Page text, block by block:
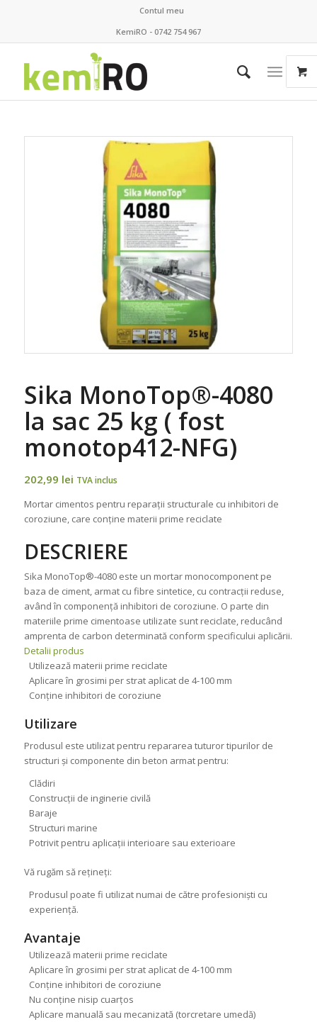
Contul meu
KemiRO - 0742 754 967
Sika MonoTop®-4080
la sac 25 kg ( fost
monotop412-NFG)
202,99 lei TVA inclus
Mortar cimentos pentru reparații structurale cu inhibitori de
coroziune, care conține materii prime reciclate
DESCRIERE
Sika MonoTop®-4080 este un mortar monocomponent pe
baza de ciment, armat cu fibre sintetice, cu contracții reduse,
având în componență inhibitori de coroziune. O parte din
materiile prime cimentoase utilizate sunt reciclate, reducând
amprenta de carbon determinată conform specificului aplicării.
Detalii produs
Utilizează materii prime reciclate
Aplicare în grosimi per strat aplicat de 4-100 mm
Conține inhibitori de coroziune
Utilizare
Produsul este utilizat pentru repararea tuturor tipurilor de
structuri și componente din beton armat pentru:
Clădiri
Construcții de inginerie civilă
Baraje
Structuri marine
Potrivit pentru aplicații interioare sau exterioare
Vă rugăm să rețineți:
Produsul poate fi utilizat numai de către profesioniști cu
experiență.
Avantaje
Utilizează materii prime reciclate
Aplicare în grosimi per strat aplicat de 4-100 mm
Conține inhibitori de coroziune
Nu conține nisip cuarțos
Aplicare manuală sau mecanizată (torcretare umedă)